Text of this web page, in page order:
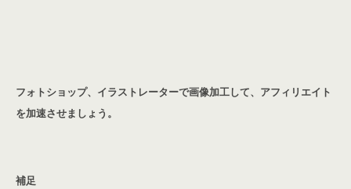
フォトショップ、イラストレーターで画像加工して、アフィリエイト
を加速させましょう。
補足